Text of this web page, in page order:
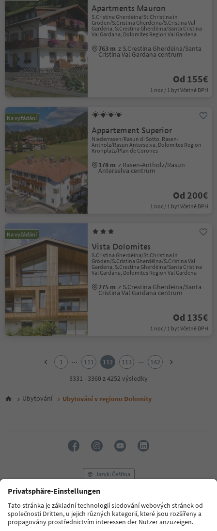
Apartments Mauron
S.Cristina Gherdëina/St.Christina in
Gröden/S.Cristina Gherdëina/S.Cristina Val
Gardena, S.Crestina Gherdëina/Santa Cristina
Val Gardana, Dolomites Region Val Gardena
763 m z S.Crestina Gherdëina/Santa
Cristina Val Gardana centrum
Od 155€
1 noc / 1 byt Včetně DPH
Na vyžádání
Appartement Superior
Niederrasen/Rasun di Sotto, Rasen-
Antholz/Rasun Anterselva, Dolomites Region
Kronplatz/Plan de Corones
178 m z Rasen-Antholz/Rasun
Anterselva centrum
Od 200€
1 noc / 1 byt Včetně DPH
Na vyžádání
Vista Dolomites
S.Cristina Gherdëina/St.Christina in
Gröden/S.Cristina Gherdëina/S.Cristina Val
Gardena, S.Crestina Gherdëina/Santa Cristina
Val Gardana, Dolomites Region Val Gardena
275 m z S.Crestina Gherdëina/Santa
Cristina Val Gardana centrum
Od 135€
1 noc / 1 byt Včetně DPH
6
16
17
18
19
1 ... 111 112 113 ...
142
3331 - 3360 z 4252 výsledky
Ubytování Ubytování v regionu Dolomity
Jazyk: Čeština
FAQ Kontaktujte nás Tisk
MICE
Zásady ochrany osobních údajů
Podmínky a ujednání
Tiráž